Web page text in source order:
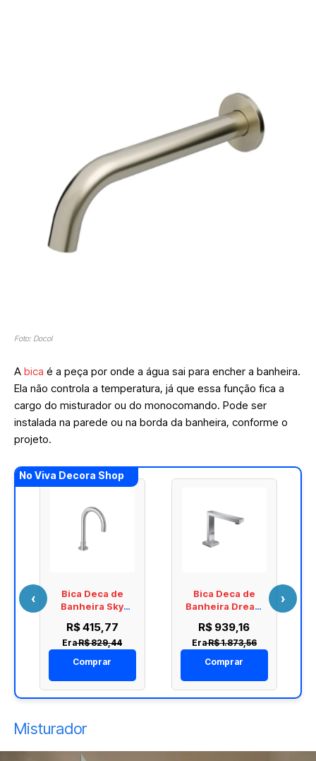
Foto: Docol
A bica é a peça por onde a água sai para encher a banheira.
Ela não controla a temperatura, já que essa função fica a
cargo do misturador ou do monocomando. Pode ser
instalada na parede ou na borda da banheira, conforme o
projeto.
No Viva Decora Shop
Bica Deca de
Banheira Sky
Mesa 2170.C25
R$ 415,77
EraR$ 829,44
Comprar
Bica Deca de
Banheira Dream
Mesa 2170.C87
R$ 939,16
EraR$ 1.873,56
Comprar
‹ ›
Misturador